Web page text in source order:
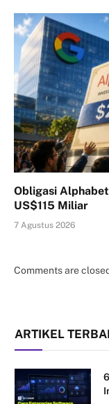
Obligasi
US$115 Miliar
7 Agustus 2026
Comments are
ARTIKEL